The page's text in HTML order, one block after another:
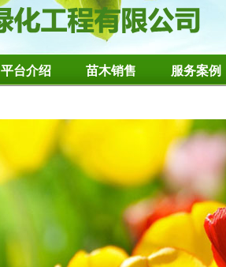
平台介绍 苗木销售 服务案例